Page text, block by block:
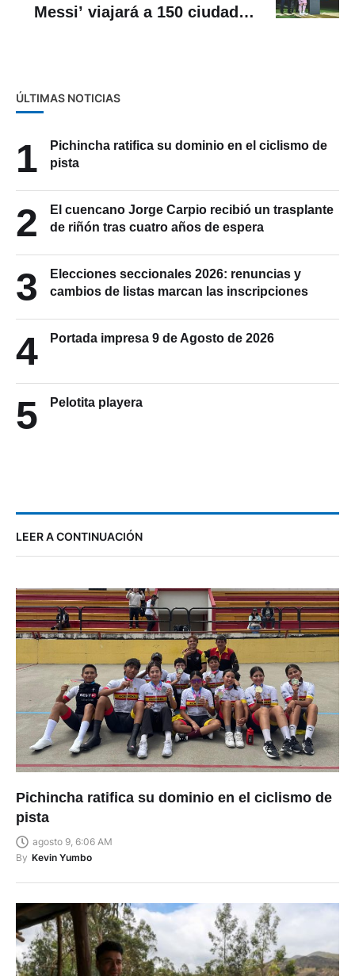
Messi’ viajará a 150 ciudades
ÚLTIMAS NOTICIAS
1
Pichincha ratifica su dominio en el ciclismo de
pista
2
El cuencano Jorge Carpio recibió un trasplante
de riñón tras cuatro años de espera
3
Elecciones seccionales 2026: renuncias y
cambios de listas marcan las inscripciones
4 Portada impresa 9 de Agosto de 2026
5 Pelotita playera
LEER A CONTINUACIÓN
Pichincha ratifica su dominio en el ciclismo de
pista
agosto 9, 6:06 AM
By Kevin Yumbo